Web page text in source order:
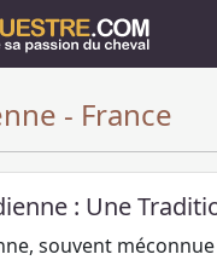
- France
: Une
souvent